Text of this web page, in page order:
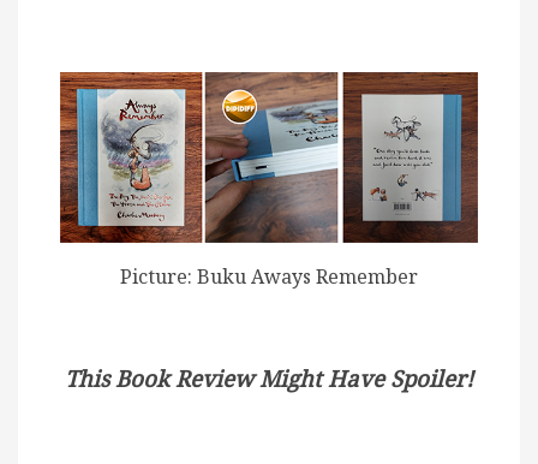
Picture: Buku Aways Remember
This Book Review Might Have Spoiler!